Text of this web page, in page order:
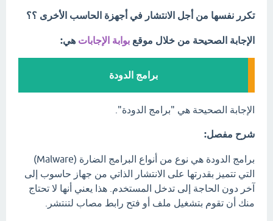
تكرر نفسها من أجل الانتشار في أجهزة الحاسب الأخرى ؟؟
الإجابة الصحيحة من خلال موقع بوابة الإجابات هي:
برامج الدودة
الإجابة الصحيحة هي "برامج الدودة".
شرح مفصل:
برامج الدودة هي نوع من أنواع البرامج الضارة (Malware)
التي تتميز بقدرتها على الانتشار الذاتي من جهاز حاسوب إلى
آخر دون الحاجة إلى تدخل المستخدم. هذا يعني أنها لا تحتاج
منك أن تقوم بتشغيل ملف أو فتح رابط مصاب لتنتشر.